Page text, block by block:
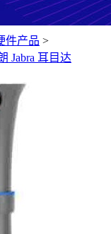
件产品 >
Jabra 耳目达